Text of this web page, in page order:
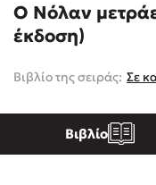
Το
Ο Νόλαν
έκδοση)
Βιβλίο της σειράς: Σε
Βιβλίο